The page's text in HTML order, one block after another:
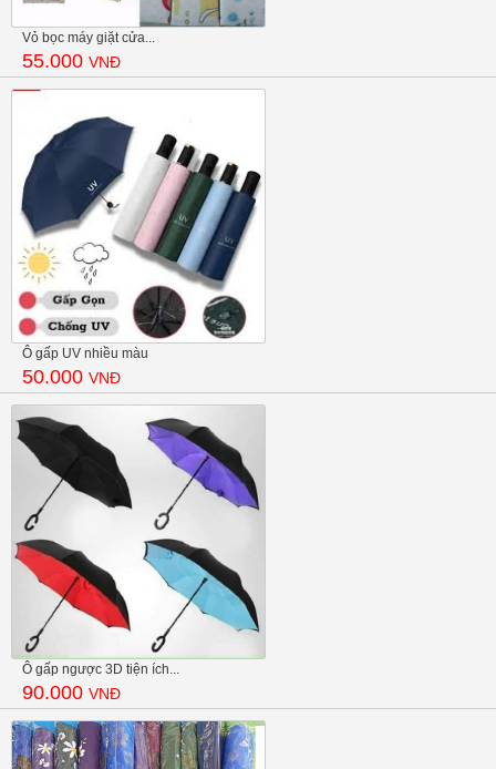
Vỏ bọc máy giặt cửa...
55.000 VNĐ
Ô gấp UV nhiều màu
50.000 VNĐ
Ô gấp ngược 3D tiện ích...
90.000 VNĐ